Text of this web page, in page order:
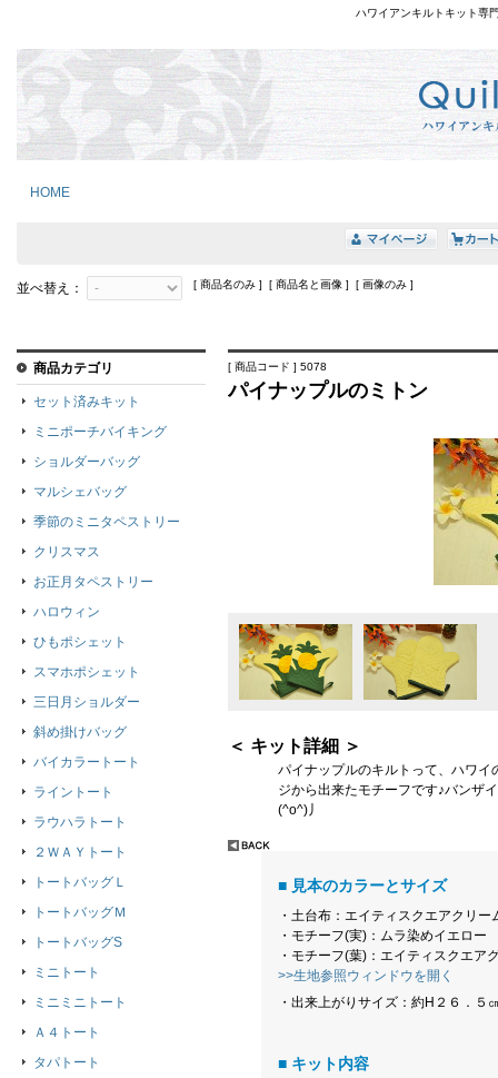
ハワイアンキルトキット専
HOME
並べ替え： [ 商品名のみ ] [ 商品名と画像 ] [ 画像のみ ]
[ 商品コード ] 5078
パイナップルのミトン
＜ キット詳細 ＞
パイナップルのキルトって、ハワ
ジから出来たモチーフです♪バンザ
(^o^)丿
■ 見本のカラーとサイズ
・土台布：エイティスクエアクリー
・モチーフ(実)：ムラ染めイエロー
・モチーフ(葉)：エイティスクエア
>>生地参照ウィンドウを開く
・出来上がりサイズ：約H２６．５
■ キット内容
商品カテゴリ
セット済みキット
ミニポーチバイキング
ショルダーバッグ
マルシェバッグ
季節のミニタペストリー
クリスマス
お正月タペストリー
ハロウィン
ひもポシェット
スマホポシェット
三日月ショルダー
斜め掛けバッグ
バイカラートート
ライントート
ラウハラトート
２ＷＡＹトート
トートバッグＬ
トートバッグＭ
トートバッグS
ミニトート
ミニミニトート
Ａ４トート
タパトート